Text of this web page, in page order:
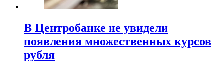
В Центробанке не увидели
появления множественных курсов
рубля